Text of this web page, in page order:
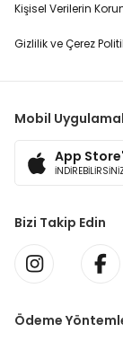
Kişisel Verilerin
Gizlilik ve Çerez
Mobil
App
Bizi Takip Edin
Ödeme